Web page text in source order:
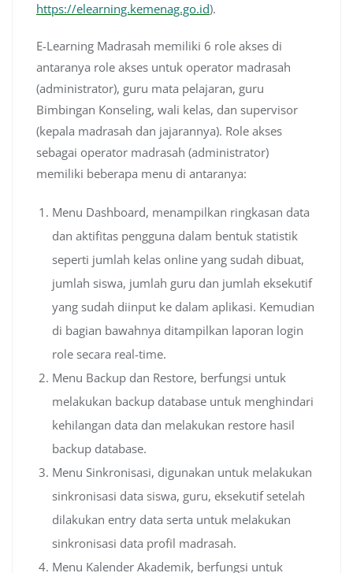
https://elearning.kemenag.go.id).
E-Learning Madrasah memiliki 6 role akses di
antaranya role akses untuk operator madrasah
(administrator), guru mata pelajaran, guru
Bimbingan Konseling, wali kelas, dan supervisor
(kepala madrasah dan jajarannya). Role akses
sebagai operator madrasah (administrator)
memiliki beberapa menu di antaranya:
Menu Dashboard, menampilkan ringkasan data
dan aktifitas pengguna dalam bentuk statistik
seperti jumlah kelas online yang sudah dibuat,
jumlah siswa, jumlah guru dan jumlah eksekutif
yang sudah diinput ke dalam aplikasi. Kemudian
di bagian bawahnya ditampilkan laporan login
role secara real-time.
Menu Backup dan Restore, berfungsi untuk
melakukan backup database untuk menghindari
kehilangan data dan melakukan restore hasil
backup database.
Menu Sinkronisasi, digunakan untuk melakukan
sinkronisasi data siswa, guru, eksekutif setelah
dilakukan entry data serta untuk melakukan
sinkronisasi data profil madrasah.
Menu Kalender Akademik, berfungsi untuk